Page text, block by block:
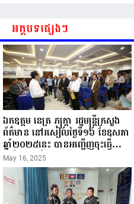
អត្ថបទផ្សេងៗ
ឯកឧត្តម នេត្រ ភក្ត្រា រដ្ឋមន្ត្រីក្រសួង
ព័ត៌មាន នៅរសៀលថ្ងៃទី១៦ ខែឧសភា
ឆ្នាំ២០២៥នេះ បានអញ្ជើញចុះធ្វើ
ជំរឿនថ្នាក់ដឹកនាំមន្ត្រីរាជការស៉ីវិល នៃ
ក្រសួងព័ត៌មាន...
May 16, 2025